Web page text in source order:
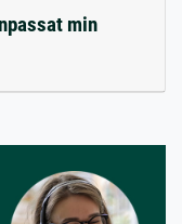
min